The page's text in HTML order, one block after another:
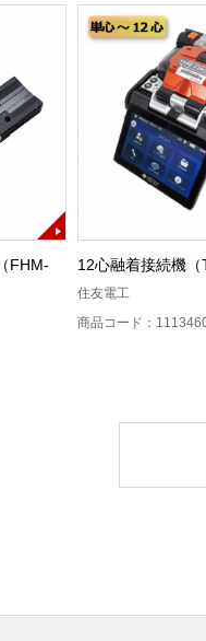
FHM-
12心融着接続機（
住友電工
商品コード：